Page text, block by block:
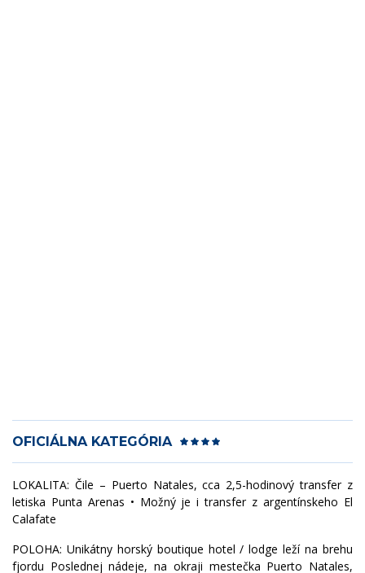
OFICIÁLNA KATEGÓRIA
LOKALITA: Čile – Puerto Natales, cca 2,5-hodinový transfer z
letiska Punta Arenas • Možný je i transfer z argentínskeho El
Calafate
POLOHA: Unikátny horský boutique hotel / lodge leží na brehu
fjordu Poslednej nádeje, na okraji mestečka Puerto Natales,